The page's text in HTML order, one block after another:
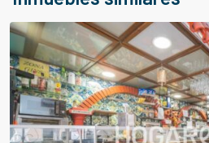
Llobregat